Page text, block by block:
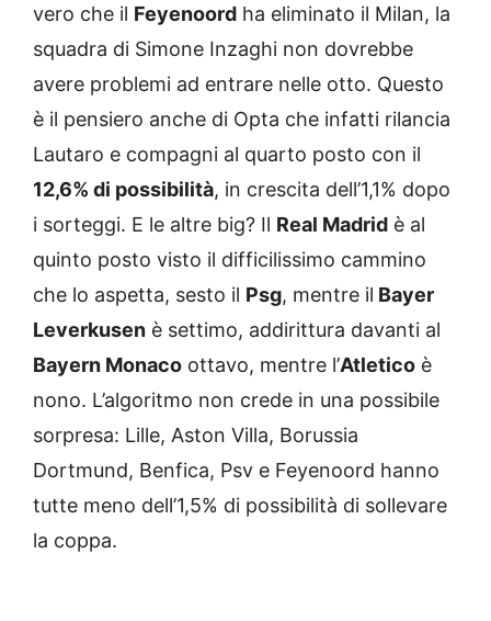
vero che il Feyenoord ha eliminato il Milan, la
squadra di Simone Inzaghi non dovrebbe
avere problemi ad entrare nelle otto. Questo
è il pensiero anche di Opta che infatti rilancia
Lautaro e compagni al quarto posto con il
12,6% di possibilità, in crescita dell’1,1% dopo
i sorteggi. E le altre big? Il Real Madrid è al
quinto posto visto il difficilissimo cammino
che lo aspetta, sesto il Psg, mentre il Bayer
Leverkusen è settimo, addirittura davanti al
Bayern Monaco ottavo, mentre l’Atletico è
nono. L’algoritmo non crede in una possibile
sorpresa: Lille, Aston Villa, Borussia
Dortmund, Benfica, Psv e Feyenoord hanno
tutte meno dell’1,5% di possibilità di sollevare
la coppa.